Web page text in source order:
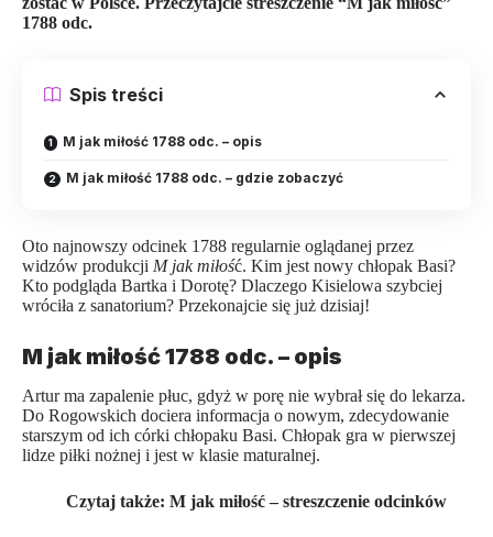
1788 odc.
Spis treści
M jak miłość 1788 odc. – opis
M jak miłość 1788 odc. – gdzie zobaczyć
Oto najnowszy odcinek 1788 regularnie oglądanej przez
widzów produkcji M jak miłość. Kim jest nowy chłopak Basi?
Kto podgląda Bartka i Dorotę? Dlaczego Kisielowa szybciej
wróciła z sanatorium? Przekonajcie się już dzisiaj!
M jak miłość 1788 odc. – opis
Artur ma zapalenie płuc, gdyż w porę nie wybrał się do lekarza.
Do Rogowskich dociera informacja o nowym, zdecydowanie
starszym od ich córki chłopaku Basi. Chłopak gra w pierwszej
lidze piłki nożnej i jest w klasie maturalnej.
Czytaj także: M jak miłość – streszczenie odcinków